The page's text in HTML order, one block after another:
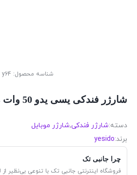
شناسه محصول: y64
شارژر فندکی یسی یدو 50 وات مدل Y64
دسته:شارژر فندکی,شارژر موبایل
برند:yesido
چرا جانبی تک
فروشگاه اینترنتی جانبی تک با تنوعی بی‌نظیر از